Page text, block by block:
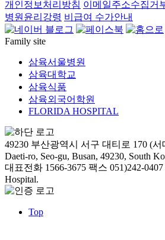
개인정보처리방침 이메일주소수집거
병원윤리강령 비급여 수가안내
Family site
삼육서울병원
삼육대학교
삼육식품
삼육외국어학원
FLORIDA HOSPITAL
49230 부산광역시 서구 대티로 170 (
Daeti-ro, Seo-gu, Busan, 49230, South
대표전화 1566-3675 팩스 051)242-0407
Hospital.
Top